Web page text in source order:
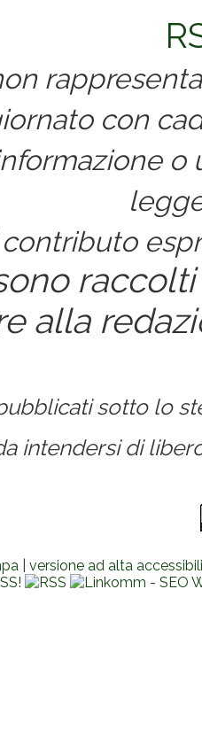
con
alla
sotto lo
intendersi di
versione ad alta